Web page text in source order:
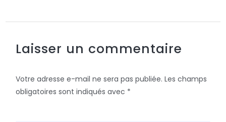
Laisser un commentaire
Votre adresse e-mail ne sera pas publiée. Les champs
obligatoires sont indiqués avec *